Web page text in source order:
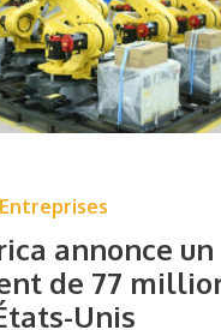
Entreprises
annonce un
de 77
Unis